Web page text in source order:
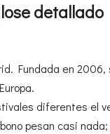
detallado
Fundada en 2006,
diferentes el
pesan casi